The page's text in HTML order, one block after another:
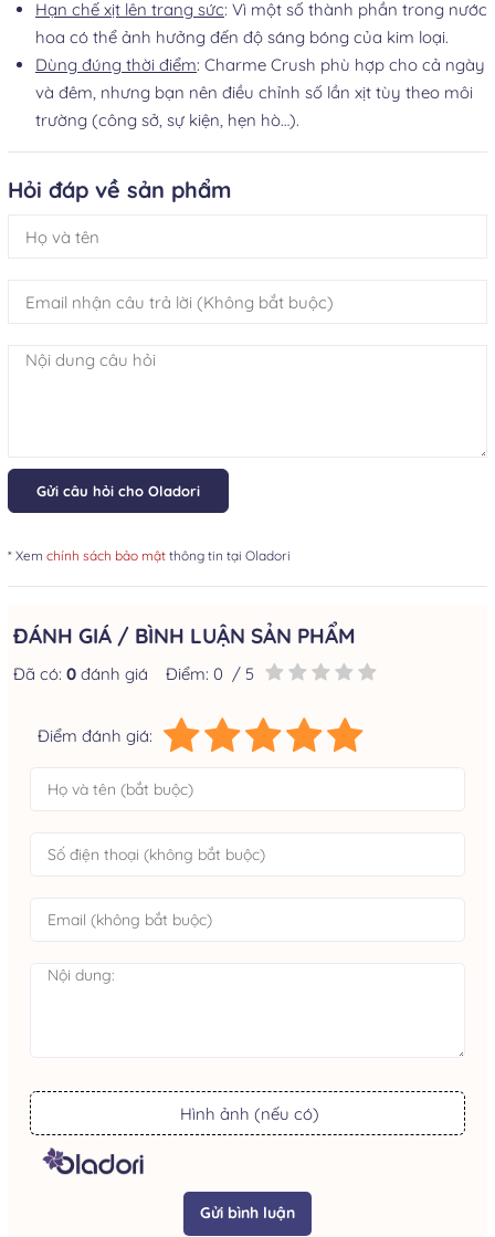
Hạn chế xịt lên trang sức: Vì một số thành phần trong nước
hoa có thể ảnh hưởng đến độ sáng bóng của kim loại.
Dùng đúng thời điểm: Charme Crush phù hợp cho cả ngày
và đêm, nhưng bạn nên điều chỉnh số lần xịt tùy theo môi
trường (công sở, sự kiện, hẹn hò…).
Hỏi đáp về sản phẩm
Gửi câu hỏi cho Oladori
* Xem chính sách bảo mật thông tin tại Oladori
ĐÁNH GIÁ / BÌNH LUẬN SẢN PHẨM
Đã có: 0 đánh giá Điểm: 0 / 5
Điểm đánh giá:
Hình ảnh (nếu có)
Gửi bình luận